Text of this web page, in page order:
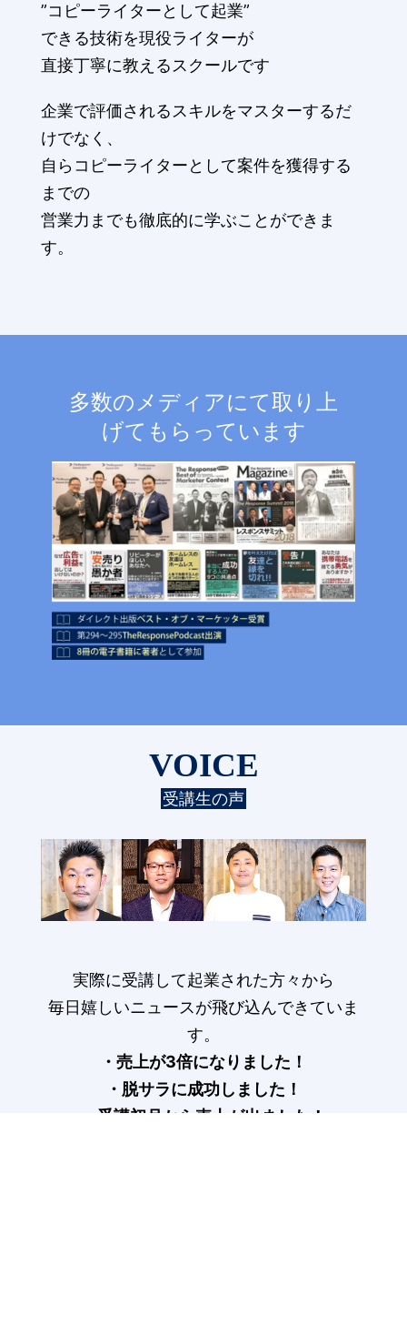
”コピーライターとして起業”
できる技術を現役ライターが
直接丁寧に教えるスクールです
企業で評価されるスキルをマスターするだ
けでなく、
自らコピーライターとして案件を獲得する
までの
営業力までも徹底的に学ぶことができま
す。
多数のメディアにて取り上
げてもらっています
VOICE
受講生の声
実際に受講して起業された方々から
毎日嬉しいニュースが飛び込んできていま
す。
・売上が3倍になりました！
・脱サラに成功しました！
・受講初月から売上が出ました！